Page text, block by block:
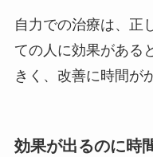
自力での治療は、正
ての人に効果がある
きく、改善に時間が
効果が出るのに時